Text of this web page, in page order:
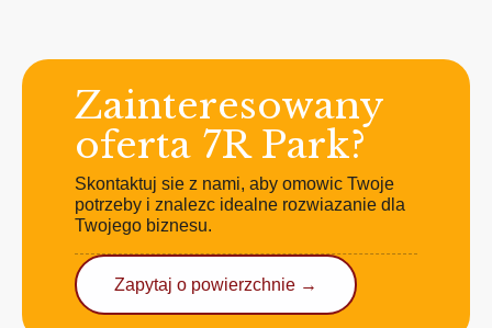
Zainteresowany
oferta 7R Park?
Skontaktuj sie z nami, aby omowic Twoje
potrzeby i znalezc idealne rozwiazanie dla
Twojego biznesu.
Zapytaj o powierzchnie →